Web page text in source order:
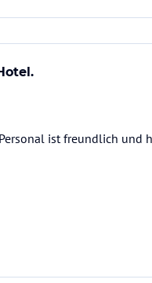
ist freundlich und